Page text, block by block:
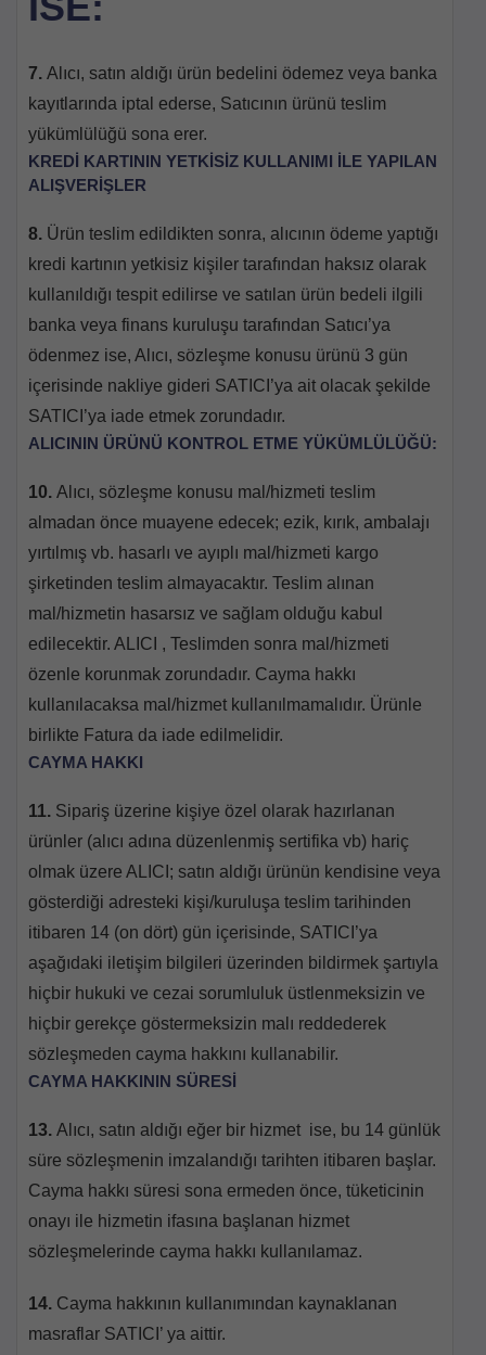
7. Alıcı, satın aldığı ürün bedelini ödemez veya banka
kayıtlarında iptal ederse, Satıcının ürünü teslim
yükümlülüğü sona erer.
KREDİ KARTININ YETKİSİZ KULLANIMI İLE YAPILAN
ALIŞVERİŞLER
8. Ürün teslim edildikten sonra, alıcının ödeme yaptığı
kredi kartının yetkisiz kişiler tarafından haksız olarak
kullanıldığı tespit edilirse ve satılan ürün bedeli ilgili
banka veya finans kuruluşu tarafından Satıcı’ya
ödenmez ise, Alıcı, sözleşme konusu ürünü 3 gün
içerisinde nakliye gideri SATICI’ya ait olacak şekilde
SATICI’ya iade etmek zorundadır.
ALICININ ÜRÜNÜ KONTROL ETME YÜKÜMLÜLÜĞÜ:
10. Alıcı, sözleşme konusu mal/hizmeti teslim
almadan önce muayene edecek; ezik, kırık, ambalajı
yırtılmış vb. hasarlı ve ayıplı mal/hizmeti kargo
şirketinden teslim almayacaktır. Teslim alınan
mal/hizmetin hasarsız ve sağlam olduğu kabul
edilecektir. ALICI , Teslimden sonra mal/hizmeti
özenle korunmak zorundadır. Cayma hakkı
kullanılacaksa mal/hizmet kullanılmamalıdır. Ürünle
birlikte Fatura da iade edilmelidir.
CAYMA HAKKI
11. Sipariş üzerine kişiye özel olarak hazırlanan
ürünler (alıcı adına düzenlenmiş sertifika vb) hariç
olmak üzere ALICI; satın aldığı ürünün kendisine veya
gösterdiği adresteki kişi/kuruluşa teslim tarihinden
itibaren 14 (on dört) gün içerisinde, SATICI’ya
aşağıdaki iletişim bilgileri üzerinden bildirmek şartıyla
hiçbir hukuki ve cezai sorumluluk üstlenmeksizin ve
hiçbir gerekçe göstermeksizin malı reddederek
sözleşmeden cayma hakkını kullanabilir.
CAYMA HAKKININ SÜRESİ
13. Alıcı, satın aldığı eğer bir hizmet ise, bu 14 günlük
süre sözleşmenin imzalandığı tarihten itibaren başlar.
Cayma hakkı süresi sona ermeden önce, tüketicinin
onayı ile hizmetin ifasına başlanan hizmet
sözleşmelerinde cayma hakkı kullanılamaz.
14. Cayma hakkının kullanımından kaynaklanan
masraflar SATICI’ ya aittir.
Ara